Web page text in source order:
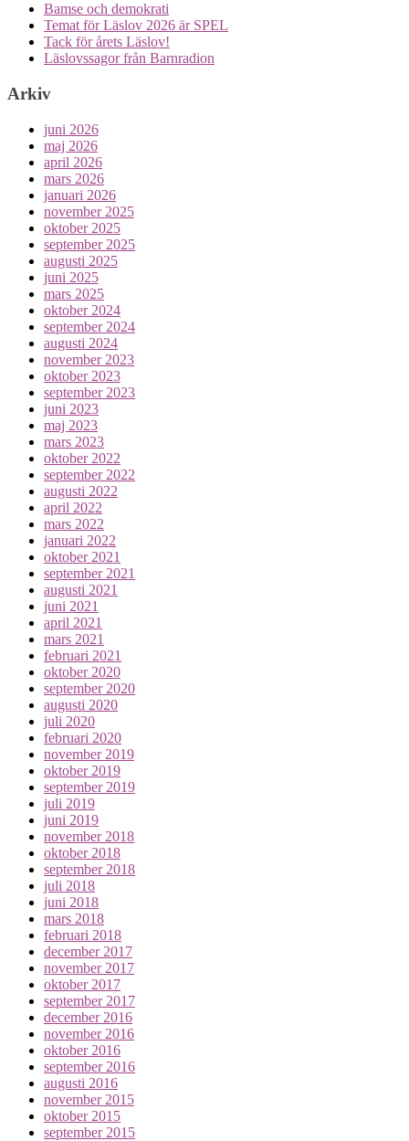
Bamse och demokrati
Temat för Läslov 2026 är SPEL
Tack för årets Läslov!
Läslovssagor från Barnradion
Arkiv
juni 2026
maj 2026
april 2026
mars 2026
januari 2026
november 2025
oktober 2025
september 2025
augusti 2025
juni 2025
mars 2025
oktober 2024
september 2024
augusti 2024
november 2023
oktober 2023
september 2023
juni 2023
maj 2023
mars 2023
oktober 2022
september 2022
augusti 2022
april 2022
mars 2022
januari 2022
oktober 2021
september 2021
augusti 2021
juni 2021
april 2021
mars 2021
februari 2021
oktober 2020
september 2020
augusti 2020
juli 2020
februari 2020
november 2019
oktober 2019
september 2019
juli 2019
juni 2019
november 2018
oktober 2018
september 2018
juli 2018
juni 2018
mars 2018
februari 2018
december 2017
november 2017
oktober 2017
september 2017
december 2016
november 2016
oktober 2016
september 2016
augusti 2016
november 2015
oktober 2015
september 2015